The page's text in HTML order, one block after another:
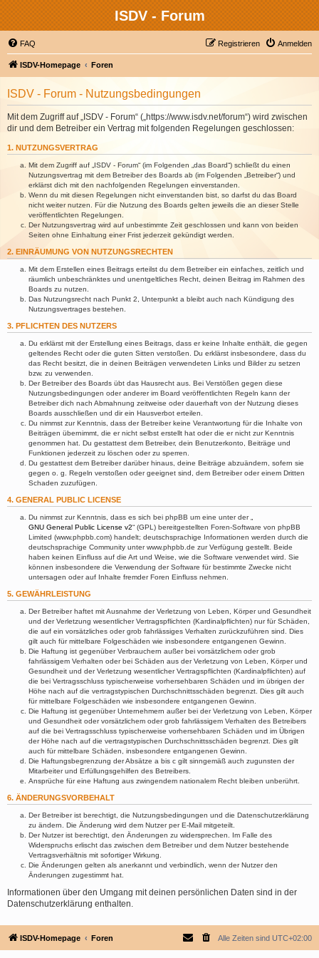
ISDV - Forum
FAQ Anmelden
Registrieren
ISDV-Homepage Foren
ISDV - Forum - Nutzungsbedingungen
Mit dem Zugriff auf „ISDV - Forum“ („https://www.isdv.net/forum“) wird zwischen
dir und dem Betreiber ein Vertrag mit folgenden Regelungen geschlossen:
1. NUTZUNGSVERTRAG
Mit dem Zugriff auf „ISDV - Forum“ (im Folgenden „das Board“) schließt du einen
Nutzungsvertrag mit dem Betreiber des Boards ab (im Folgenden „Betreiber“) und
erklärst dich mit den nachfolgenden Regelungen einverstanden.
Wenn du mit diesen Regelungen nicht einverstanden bist, so darfst du das Board
nicht weiter nutzen. Für die Nutzung des Boards gelten jeweils die an dieser Stelle
veröffentlichten Regelungen.
Der Nutzungsvertrag wird auf unbestimmte Zeit geschlossen und kann von beiden
Seiten ohne Einhaltung einer Frist jederzeit gekündigt werden.
2. EINRÄUMUNG VON NUTZUNGSRECHTEN
Mit dem Erstellen eines Beitrags erteilst du dem Betreiber ein einfaches, zeitlich und
räumlich unbeschränktes und unentgeltliches Recht, deinen Beitrag im Rahmen des
Boards zu nutzen.
Das Nutzungsrecht nach Punkt 2, Unterpunkt a bleibt auch nach Kündigung des
Nutzungsvertrages bestehen.
3. PFLICHTEN DES NUTZERS
Du erklärst mit der Erstellung eines Beitrags, dass er keine Inhalte enthält, die gegen
geltendes Recht oder die guten Sitten verstoßen. Du erklärst insbesondere, dass du
das Recht besitzt, die in deinen Beiträgen verwendeten Links und Bilder zu setzen
bzw. zu verwenden.
Der Betreiber des Boards übt das Hausrecht aus. Bei Verstößen gegen diese
Nutzungsbedingungen oder anderer im Board veröffentlichten Regeln kann der
Betreiber dich nach Abmahnung zeitweise oder dauerhaft von der Nutzung dieses
Boards ausschließen und dir ein Hausverbot erteilen.
Du nimmst zur Kenntnis, dass der Betreiber keine Verantwortung für die Inhalte von
Beiträgen übernimmt, die er nicht selbst erstellt hat oder die er nicht zur Kenntnis
genommen hat. Du gestattest dem Betreiber, dein Benutzerkonto, Beiträge und
Funktionen jederzeit zu löschen oder zu sperren.
Du gestattest dem Betreiber darüber hinaus, deine Beiträge abzuändern, sofern sie
gegen o. g. Regeln verstoßen oder geeignet sind, dem Betreiber oder einem Dritten
Schaden zuzufügen.
4. GENERAL PUBLIC LICENSE
Du nimmst zur Kenntnis, dass es sich bei phpBB um eine unter der „
GNU General Public License v2“ (GPL) bereitgestellten Foren-Software von phpBB
Limited (www.phpbb.com) handelt; deutschsprachige Informationen werden durch die
deutschsprachige Community unter www.phpbb.de zur Verfügung gestellt. Beide
haben keinen Einfluss auf die Art und Weise, wie die Software verwendet wird. Sie
können insbesondere die Verwendung der Software für bestimmte Zwecke nicht
untersagen oder auf Inhalte fremder Foren Einfluss nehmen.
5. GEWÄHRLEISTUNG
Der Betreiber haftet mit Ausnahme der Verletzung von Leben, Körper und Gesundheit
und der Verletzung wesentlicher Vertragspflichten (Kardinalpflichten) nur für Schäden,
die auf ein vorsätzliches oder grob fahrlässiges Verhalten zurückzuführen sind. Dies
gilt auch für mittelbare Folgeschäden wie insbesondere entgangenen Gewinn.
Die Haftung ist gegenüber Verbrauchern außer bei vorsätzlichem oder grob
fahrlässigem Verhalten oder bei Schäden aus der Verletzung von Leben, Körper und
Gesundheit und der Verletzung wesentlicher Vertragspflichten (Kardinalpflichten) auf
die bei Vertragsschluss typischerweise vorhersehbaren Schäden und im übrigen der
Höhe nach auf die vertragstypischen Durchschnittsschäden begrenzt. Dies gilt auch
für mittelbare Folgeschäden wie insbesondere entgangenen Gewinn.
Die Haftung ist gegenüber Unternehmern außer bei der Verletzung von Leben, Körper
und Gesundheit oder vorsätzlichem oder grob fahrlässigem Verhalten des Betreibers
auf die bei Vertragsschluss typischerweise vorhersehbaren Schäden und im Übrigen
der Höhe nach auf die vertragstypischen Durchschnittsschäden begrenzt. Dies gilt
auch für mittelbare Schäden, insbesondere entgangenen Gewinn.
Die Haftungsbegrenzung der Absätze a bis c gilt sinngemäß auch zugunsten der
Mitarbeiter und Erfüllungsgehilfen des Betreibers.
Ansprüche für eine Haftung aus zwingendem nationalem Recht bleiben unberührt.
6. ÄNDERUNGSVORBEHALT
Der Betreiber ist berechtigt, die Nutzungsbedingungen und die Datenschutzerklärung
zu ändern. Die Änderung wird dem Nutzer per E-Mail mitgeteilt.
Der Nutzer ist berechtigt, den Änderungen zu widersprechen. Im Falle des
Widerspruchs erlischt das zwischen dem Betreiber und dem Nutzer bestehende
Vertragsverhältnis mit sofortiger Wirkung.
Die Änderungen gelten als anerkannt und verbindlich, wenn der Nutzer den
Änderungen zugestimmt hat.
Informationen über den Umgang mit deinen persönlichen Daten sind in der
Datenschutzerklärung enthalten.
ISDV-Homepage Foren Alle Zeiten sind UTC+02:00